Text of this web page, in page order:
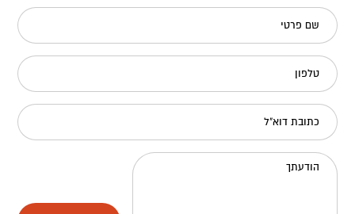
שם פרטי
טלפון
כתובת דוא"ל
הודעתך